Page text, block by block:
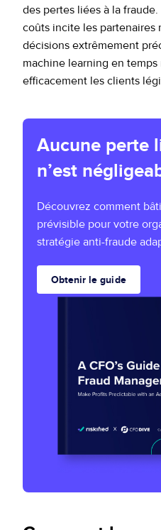
des pertes liées à la
coûts incite les partenaires
décisions extrêmement
machine learning en
efficacement les clients
Aucune perte
n’est
Découvrez comment
prévisible pour votre
stratégie anti-fraude
Obtenir le guide